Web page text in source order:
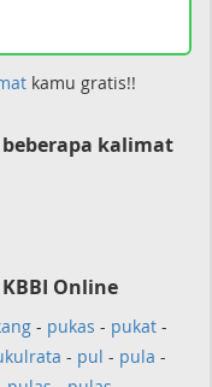
kamu gratis!!
kalimat
Online
- pukas - pukat -
- pul - pula -